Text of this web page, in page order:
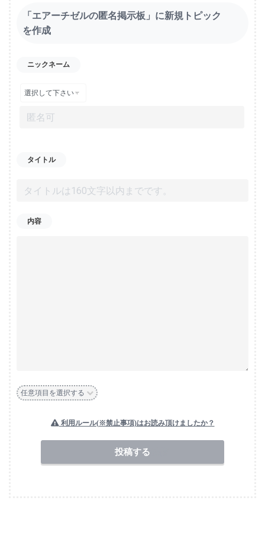
「エアーチゼルの匿名掲示板」に新規トピック
を作成
ニックネーム
任意項目を選択する
利用ルール(※禁止事項)はお読み頂けましたか？